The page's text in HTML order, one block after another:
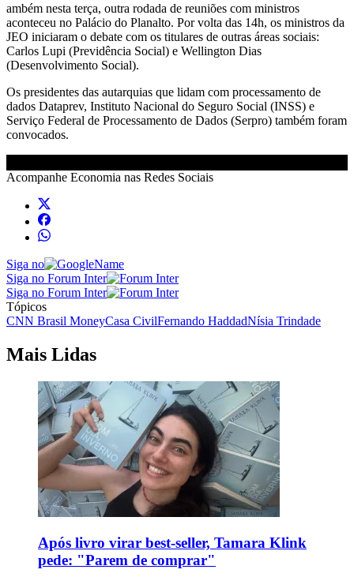
ambém nesta terça, outra rodada de reuniões com ministros
aconteceu no Palácio do Planalto. Por volta das 14h, os ministros da
JEO iniciaram o debate com os titulares de outras áreas sociais:
Carlos Lupi (Previdência Social) e Wellington Dias
(Desenvolvimento Social).
Os presidentes das autarquias que lidam com processamento de
dados Dataprev, Instituto Nacional do Seguro Social (INSS) e
Serviço Federal de Processamento de Dados (Serpro) também foram
convocados.
Acompanhe Economia nas Redes Sociais
Siga no
Siga no Forum Inter
Siga no Forum Inter
Tópicos
CNN Brasil MoneyCasa CivilFernando HaddadNísia Trindade
Mais Lidas
Após livro virar best-seller, Tamara Klink
pede: "Parem de comprar"